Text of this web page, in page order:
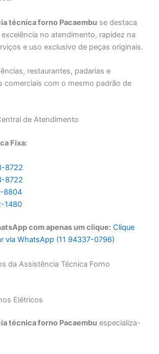
técnica forno Pacaembu se destaca
no atendimento, rapidez na
e uso exclusivo de peças originais.
restaurantes, padarias e
comerciais com o mesmo padrão de
de Atendimento
Fixa:
8722
8722
8804
1480
com apenas um clique: Clique
via WhatsApp (11 94337-0796)
da Assistência Técnica Forno
Elétricos
técnica forno Pacaembu especializa-